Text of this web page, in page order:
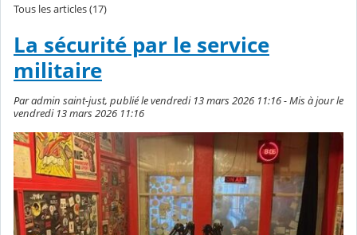
Tous les articles (17)
La sécurité par le service
militaire
Par admin saint-just, publié le vendredi 13 mars 2026 11:16 - Mis à jour le
vendredi 13 mars 2026 11:16